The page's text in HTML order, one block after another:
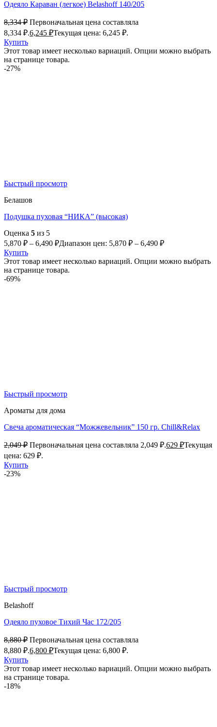
Одеяло Караван (легкое) Belashoff 140/205
8,334₽ Первоначальная цена составляла
8,334 ₽.6,245 ₽Текущая цена: 6,245 ₽.
Купить
Этот товар имеет несколько вариаций. Опции можно выбрать
на странице товара.
-27%
Быстрый просмотр
Белашов
Подушка пуховая “НИКА” (высокая)
Оценка 5 из 5
5,870 ₽ – 6,490 ₽Диапазон цен: 5,870 ₽ – 6,490 ₽
Купить
Этот товар имеет несколько вариаций. Опции можно выбрать
на странице товара.
-69%
Быстрый просмотр
Ароматы для дома
Свеча ароматическая “Можжевельник” 150 гр. Chill&Relax
2,049₽ Первоначальная цена составляла 2,049 ₽.629 ₽Текущая
цена: 629 ₽.
Купить
-23%
Быстрый просмотр
Belashoff
Одеяло пуховое Тихий Час 172/205
8,880₽ Первоначальная цена составляла
8,880 ₽.6,800 ₽Текущая цена: 6,800 ₽.
Купить
Этот товар имеет несколько вариаций. Опции можно выбрать
на странице товара.
-18%